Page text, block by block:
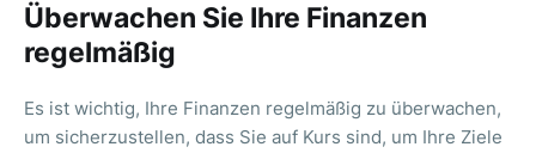
Überwachen Sie Ihre Finanzen
regelmäßig
Es ist wichtig, Ihre Finanzen regelmäßig zu überwachen,
um sicherzustellen, dass Sie auf Kurs sind, um Ihre Ziele